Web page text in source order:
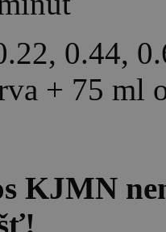
0.44,
+ 75 ml
KJMN